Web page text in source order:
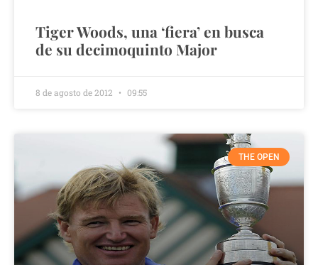
Tiger Woods, una ‘fiera’ en busca
de su decimoquinto Major
8 de agosto de 2012 09:55
THE OPEN